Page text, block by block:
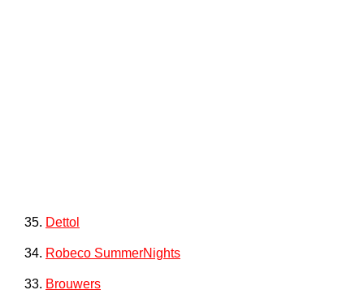
35. Dettol
34. Robeco SummerNights
33. Brouwers